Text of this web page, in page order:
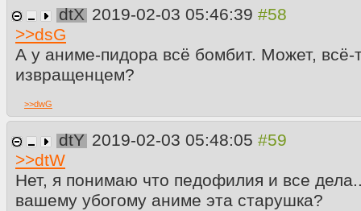
dtX 2019-02-03 05:46:39
>>dsG
А у аниме-пидора всё бомбит. Может, всё-
извращенцем?
>>dwG
dtY 2019-02-03 05:48:05
>>dtW
Нет, я понимаю что педофилия и все
вашему убогому аниме эта старушка?